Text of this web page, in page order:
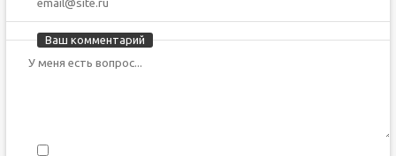
Ваш комментарий